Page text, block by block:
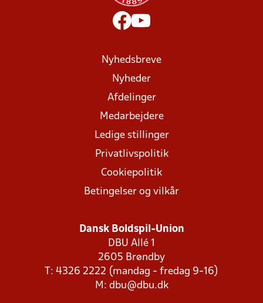
Nyhedsbreve
Nyheder
Afdelinger
Medarbejdere
Ledige stillinger
Privatlivspolitik
Cookiepolitik
Betingelser og vilkår
Dansk Boldspil-Union
DBU Allé 1
2605 Brøndby
T: 4326 2222 (mandag - fredag 9-16)
M: dbu@dbu.dk